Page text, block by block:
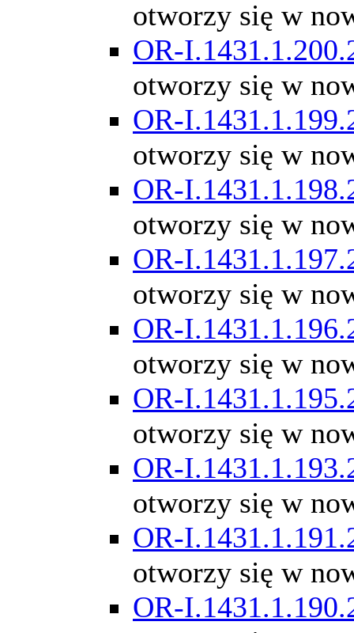
otworzy się w
OR-
otworzy się w
OR-
otworzy się w
OR-
otworzy się w
OR-
otworzy się w
OR-
otworzy się w
OR-
otworzy się w
OR-
otworzy się w
OR-
otworzy się w
OR-